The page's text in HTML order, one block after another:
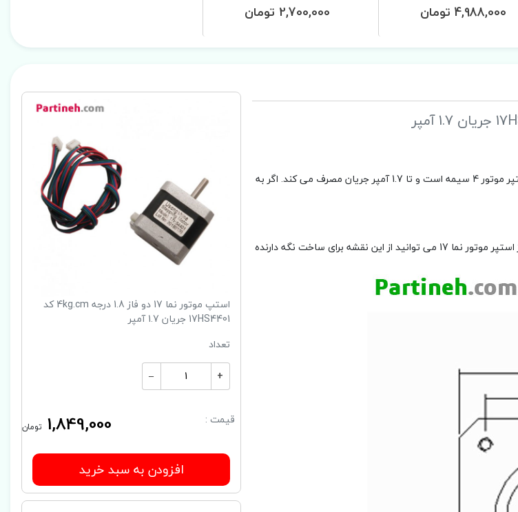
4,988,000 تومان 2,700,000 تومان
استپ موتور نما 17 دو فاز 1.8 درجه گشتاور 4kg.cm کد 17HS4401 و ساخت چین است. این استپر موتور 4 سیمه است و تا 1.7 آمپر جریان مصرف می کند. اگر به
نقشه دو بعدی استپر موتور nema 17 از نمای روبرو مطابق تصویر زیر است. برای نصب و مونتاژ استپر موتور نما 17 می توانید از این نقشه برای ساخت نگه دارنده
استپ موتور نما 17 دو فاز 1.8 درجه 4kg.cm کد
17HS4401 جریان 1.7 آمپر
تعداد
+
–
قیمت : 1,849,000 تومان
افزودن به سبد خرید